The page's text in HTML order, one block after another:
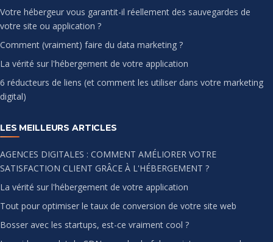
Votre hébergeur vous garantit-il réellement des sauvegardes de
votre site ou application ?
Comment (vraiment) faire du data marketing ?
La vérité sur l'hébergement de votre application
6 réducteurs de liens (et comment les utiliser dans votre marketing
digital)
LES MEILLEURS ARTICLES
AGENCES DIGITALES : COMMENT AMÉLIORER VOTRE
SATISFACTION CLIENT GRÂCE À L'HÉBERGEMENT ?
La vérité sur l'hébergement de votre application
Tout pour optimiser le taux de conversion de votre site web
Bosser avec les startups, est-ce vraiment cool ?